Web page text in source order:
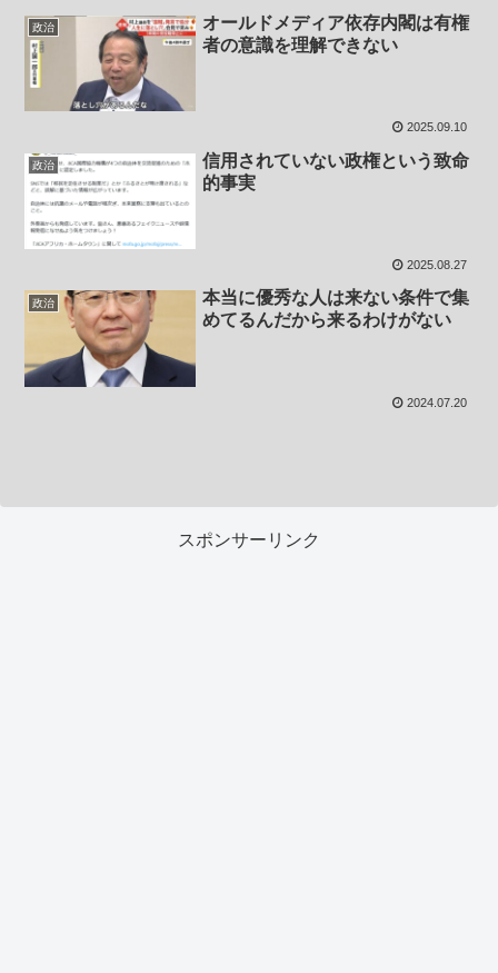
政治
オールドメディア依存内閣は有権
者の意識を理解できない
2025.09.10
政治
信用されていない政権という致命
的事実
2025.08.27
政治
本当に優秀な人は来ない条件で集
めてるんだから来るわけがない
2024.07.20
スポンサーリンク